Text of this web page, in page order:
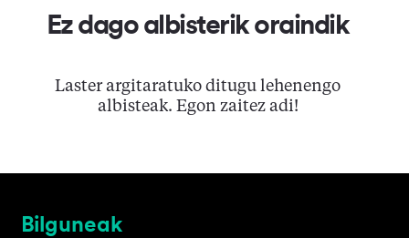
Ez dago albisterik oraindik
Laster argitaratuko ditugu lehenengo
albisteak. Egon zaitez adi!
Bilguneak